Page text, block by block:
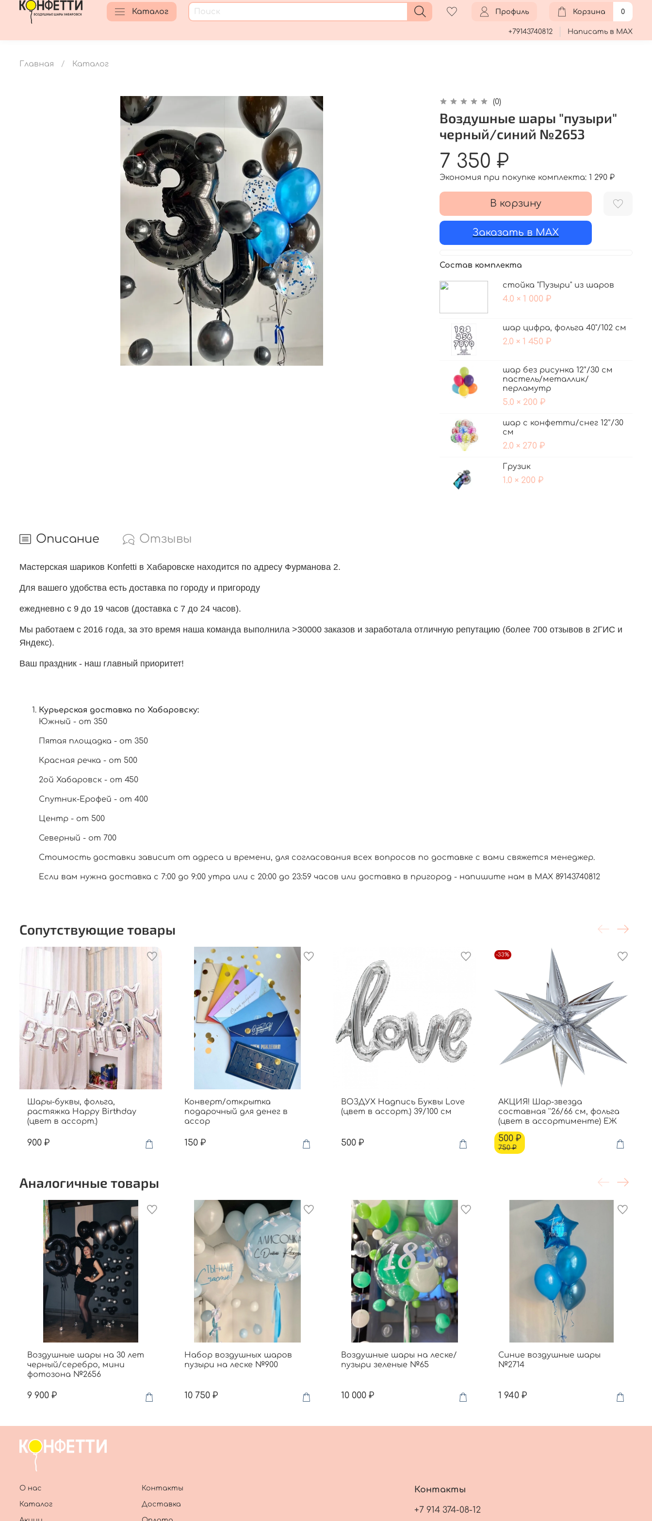
Каталог Профиль Корзина 0
+79143740812 Написать в MAX
Главная Каталог
(0)
Воздушные шары "пузыри"
черный/синий №2653
7 350 ₽
Экономия при покупке комплекта: 1 290 ₽
В корзину
Заказать в MAX
Состав комплекта
стойка "Пузыри" из шаров
4.0 × 1 000 ₽
шар цифра, фольга 40"/102 см
2.0 × 1 450 ₽
шар без рисунка 12'’/30 см
пастель/металлик/
перламутр
5.0 × 200 ₽
шар с конфетти/снег 12'’/30
см
2.0 × 270 ₽
Грузик
1.0 × 200 ₽
Описание Отзывы
Мастерская шариков Konfetti в Хабаровске находится по адресу Фурманова 2.
Для вашего удобства есть доставка по городу и пригороду
ежедневно с 9 до 19 часов (доставка с 7 до 24 часов).
Мы работаем с 2016 года, за это время наша команда выполнила >30000 заказов и заработала отличную репутацию (более 700 отзывов в 2ГИС и
Яндекс).
Ваш праздник - наш главный приоритет!
Курьерская доставка по Хабаровску:
Южный - от 350
Пятая площадка - от 350
Красная речка - от 500
2ой Хабаровск - от 450
Спутник-Ерофей - от 400
Центр - от 500
Северный - от 700
Стоимость доставки зависит от адреса и времени, для согласования всех вопросов по доставке с вами свяжется менеджер.
Если вам нужна доставка с 7:00 до 9:00 утра или с 20:00 до 23:59 часов или доставка в пригород - напишите нам в МАХ 89143740812
Сопутствующие товары
Шары-буквы, фольга,
растяжка Happy Birthday
(цвет в ассорт.)
900 ₽
Конверт/открытка
подарочный для денег в
ассор
150 ₽
ВОЗДУХ Надпись Буквы Love
(цвет в ассорт.) 39/100 см
500 ₽
-33%
АКЦИЯ! Шар-звезда
составная ''26/66 см, фольга
(цвет в ассортименте) ЕЖ
500 ₽
750 ₽
Аналогичные товары
Воздушные шары на 30 лет
черный/серебро, мини
фотозона №2656
9 900 ₽
Набор воздушных шаров
пузыри на леске №900
10 750 ₽
Воздушные шары на леске/
пузыри зеленые №65
10 000 ₽
Синие воздушные шары
№2714
1 940 ₽
О нас
Каталог
Контакты
Доставка
Контакты
+7 914 374-08-12